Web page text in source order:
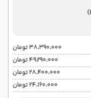
۳۸٬۳۹۰٬۰۰۰ تومان
۴۹٬۲۹۰٬۰۰۰ تومان
۲۸٬۴۰۰٬۰۰۰ تومان
۲۴٬۱۶۰٬۰۰۰ تومان